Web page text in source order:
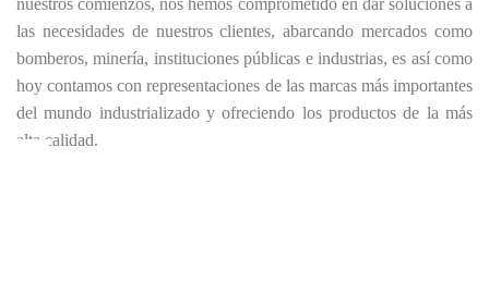
nuestros comienzos, nos hemos comprometido en dar soluciones a
las necesidades de nuestros clientes, abarcando mercados como
bomberos, minería, instituciones públicas e industrias, es así como
hoy contamos con representaciones de las marcas más importantes
del mundo industrializado y ofreciendo los productos de la más
alta calidad.